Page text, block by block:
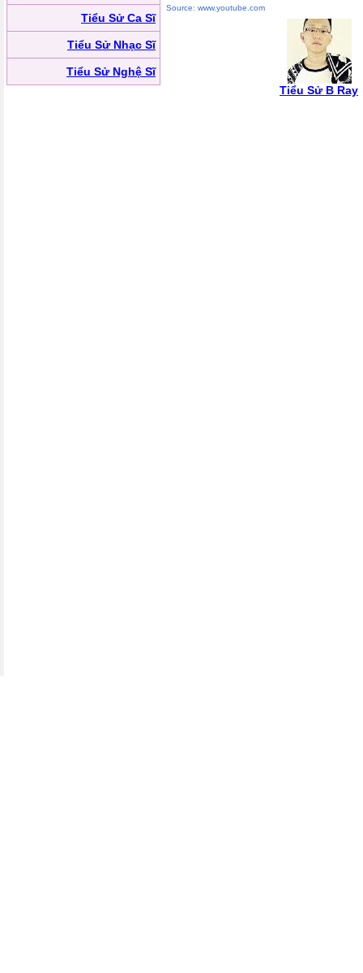
Tiểu Sử Ca Sĩ
Tiểu Sử Nhạc Sĩ
Tiểu Sử Nghệ Sĩ
Source: www.youtube.com
Tiểu Sử B Ray